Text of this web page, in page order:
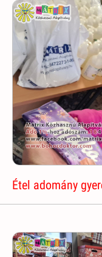
Étel adomány